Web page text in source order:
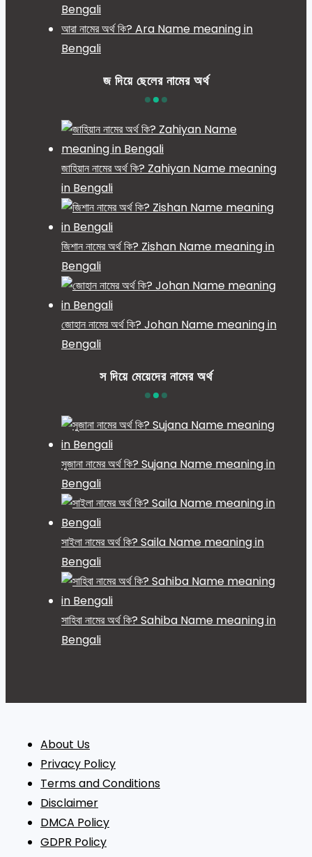
Bengali
আরা নামের অর্থ কি? Ara Name meaning in
Bengali
জ দিয়ে ছেলের নামের অর্থ
জাহিয়ান নামের অর্থ কি? Zahiyan Name meaning
in Bengali
জিশান নামের অর্থ কি? Zishan Name meaning in
Bengali
জোহান নামের অর্থ কি? Johan Name meaning in
Bengali
স দিয়ে মেয়েদের নামের অর্থ
সুজানা নামের অর্থ কি? Sujana Name meaning in
Bengali
সাইলা নামের অর্থ কি? Saila Name meaning in
Bengali
সাহিবা নামের অর্থ কি? Sahiba Name meaning in
Bengali
About Us
Privacy Policy
Terms and Conditions
Disclaimer
DMCA Policy
GDPR Policy